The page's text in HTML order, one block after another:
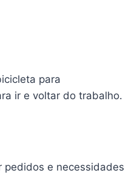
para
ir e voltar do trabalho.
pedidos e necessidades